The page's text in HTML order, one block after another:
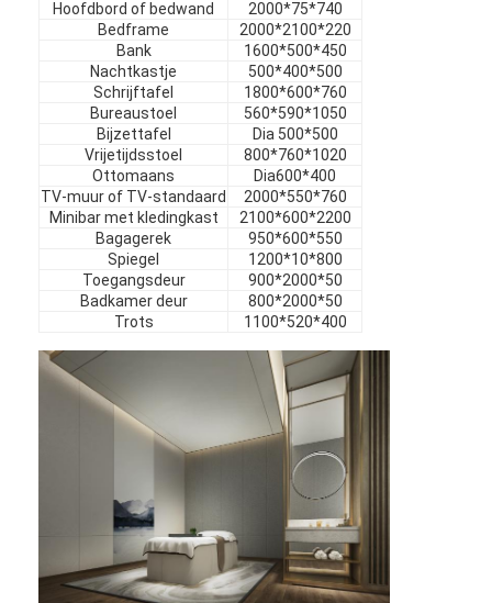
Meubels
Meubelen voor villa's
Appartementmeubilair
Meubelen voor commerciële clubs
Eetkamer meubels
Kantoormeubilair
Meubelbeslag
Bekleed Meubilair
Hoofdbord of bedwand
2000*75*740
Bedframe
2000*2100*220
Bank
1600*500*450
Nachtkastje
500*400*500
Schrijftafel
1800*600*760
Bureaustoel
560*590*1050
Bijzettafel
Dia 500*500
Vrijetijdsstoel
800*760*1020
Ottomaans
Dia600*400
TV-muur of TV-standaard
2000*550*760
Minibar met kledingkast
2100*600*2200
Bagagerek
950*600*550
Spiegel
1200*10*800
Toegangsdeur
900*2000*50
Badkamer deur
800*2000*50
Trots
1100*520*400